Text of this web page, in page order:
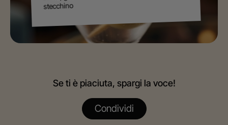
stecchino
Se ti è piaciuta, spargi la voce!
Condividi